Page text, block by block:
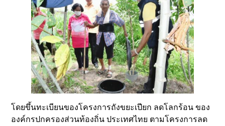
โดยขึ้นทะเบียนของโครงการถังขยะเปียก ลดโลกร้อน ของ
องค์กรปกครองส่วนท้องถิ่น ประเทศไทย ตามโครงการลด